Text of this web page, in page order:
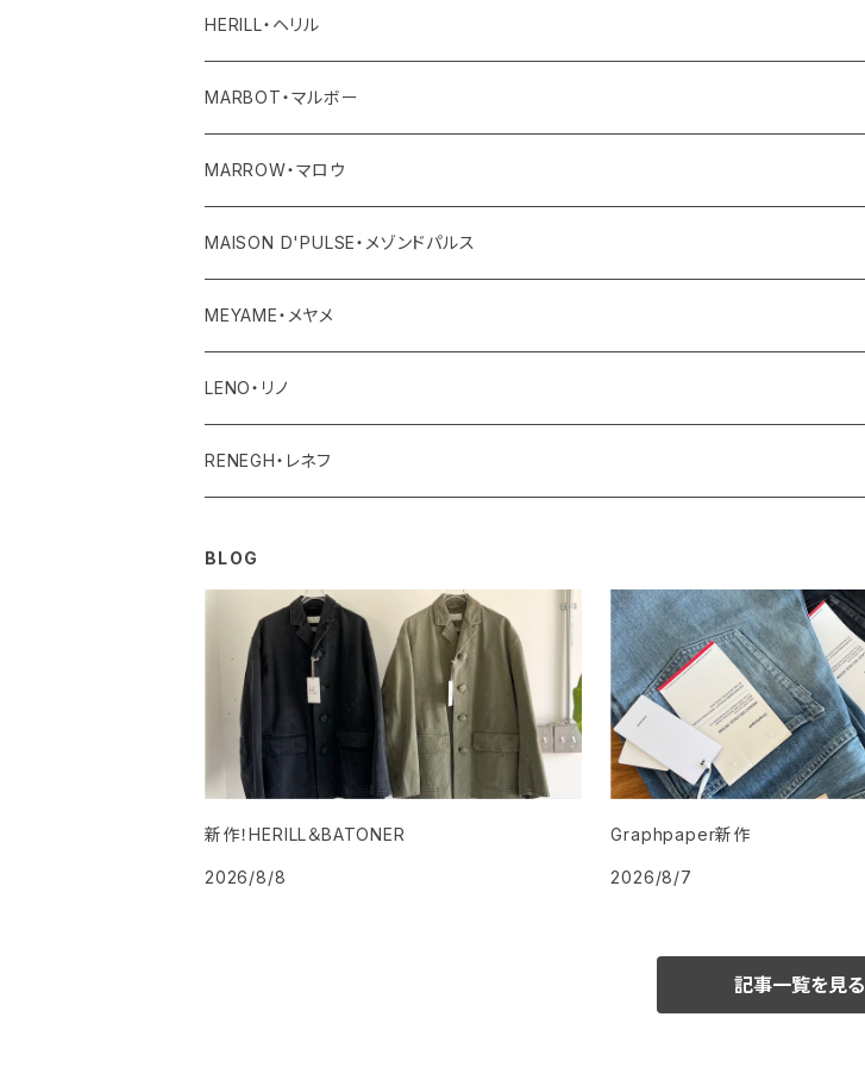
ワンピース・オールインワン
その他
ボトム
ワンピース・サロペット
その他
トップス
ボトム
その他
バッグ
その他
HERILL・ヘリル
アウター
トップス
レディース
ユニセックス・メンズ
ボトム
レディース
ユニセックスメンズ
MARBOT・マルボー
シューズ
MARROW・マロウ
バッグ
その他
MAISON D'PULSE・メゾンドパルス
アクセサリー
その他
MEYAME・メヤメ
アウター
トップス
ワンピース・オールインワン
その他
LENO・リノ
アウター
ワンピース・サロペット
その他
RENEGH・レネフ
ボトム
BLOG
新作！HERILL＆BATONER
2026/8/8
Graphpaper新作
2026/8/7
記事一覧を見る